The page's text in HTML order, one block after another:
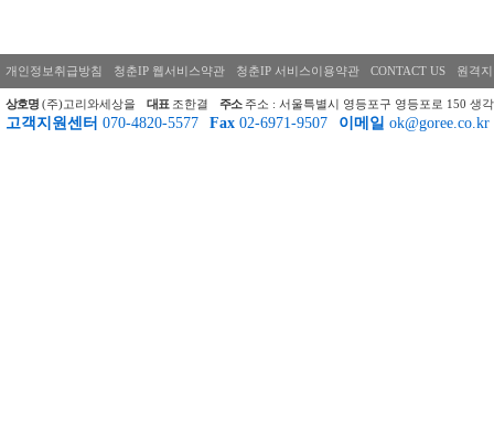
개인정보취급방침 청춘IP 웹서비스약관 청춘IP 서비스이용약관 CONTACT US 원격
상호명 (주)고리와세상을 대표 조한결 주소 주소 : 서울특별시 영등포구 영등포로 150 생
고객지원센터 070-4820-5577 Fax 02-6971-9507 이메일 ok@goree.co.kr